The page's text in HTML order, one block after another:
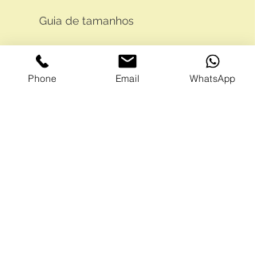
Guia de tamanhos
Vale Presente
Envios e Portes
Phone Email WhatsApp